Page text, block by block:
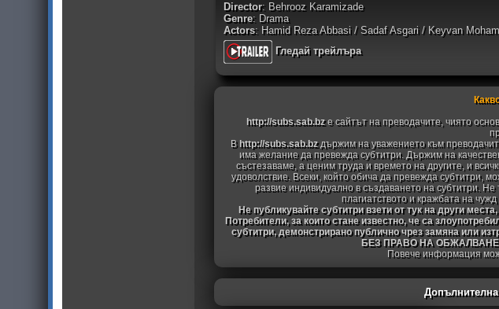
Director: Behrooz Karamizade
Genre: Drama
Actors: Hamid Reza Abbasi / Sadaf Asgari / Keyvan
Гледай трейлъра
http://subs.sab.bzе сайтът на преводачите, чиято
В http://subs.sab.bzдържим на уважението към
има желание да превежда субтитри. Държим на
състезаваме, а ценим труда и времето на другите, и
удоволствие. Всеки, който обича да превежда субтитри,
развие индивидуално в създаването на субтитри.
плагиатството и кражбата на
Не публикувайте субтитри взети от тук на други
Потребители, за които стане известно, че са
субтитри, демонстрирано публично чрез замяна или
БЕЗ ПРАВО НА
Повече информация